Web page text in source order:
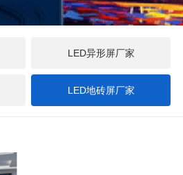
LED异形屏厂家
LED地砖屏厂家